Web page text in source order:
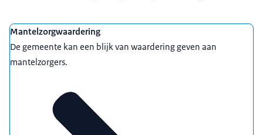
Uitgelicht
Mantelzorgwaardering
De gemeente kan een blijk van waardering geven aan
mantelzorgers.